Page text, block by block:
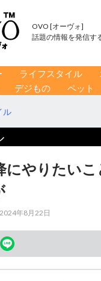
OVO [オーヴォ]
話題の情報を発信す
ライフスタイル
デジもの ペット
ル
にやりたい
2024年8月22日